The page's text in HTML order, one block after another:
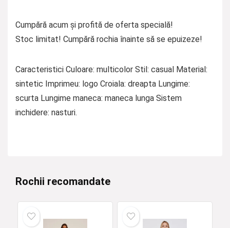
Cumpără acum și profită de oferta specială!
Stoc limitat! Cumpără rochia înainte să se epuizeze!
Caracteristici Culoare: multicolor Stil: casual Material:
sintetic Imprimeu: logo Croiala: dreapta Lungime:
scurta Lungime maneca: maneca lunga Sistem
inchidere: nasturi.
Rochii recomandate